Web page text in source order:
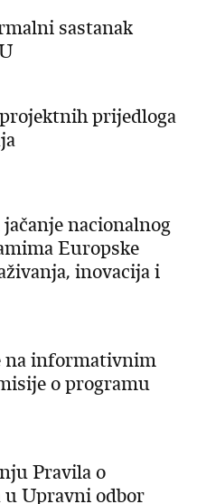
sastanak
prijedloga
nacionalnog
Europske
inovacija i
na informativnim
o programu
Pravila o
Upravni odbor